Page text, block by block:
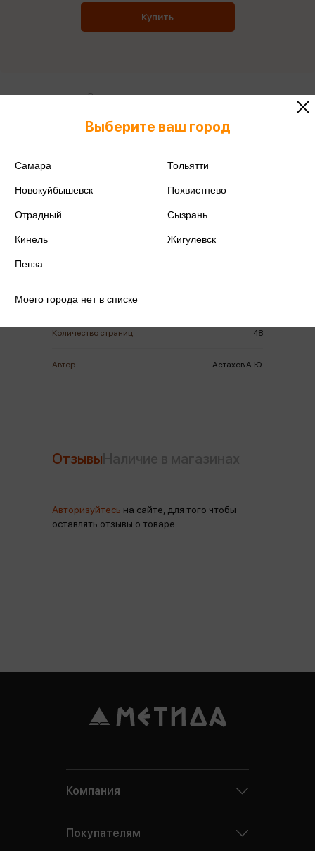
978-5-3590-1371-0
Год издания
Количество страниц 48
Автор Астахов А.Ю.
Купить
Все книги этого издательства
Отзывы
Авторизуйтесь на сайте, для того чтобы
оставлять отзывы о товаре.
Выберите ваш город
Самара Тольятти
Новокуйбышевск Похвистнево
Отрадный Сызрань
Кинель Жигулевск
Пенза
Моего города нет в списке
Компания
Покупателям